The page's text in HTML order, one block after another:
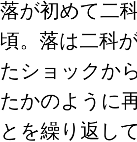
落が初めて二
頃。落は二科
たショックか
たかのように
とを繰り返し